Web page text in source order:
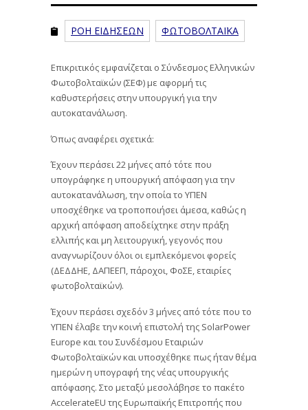
ΡΟΗ ΕΙΔΗΣΕΩΝ ΦΩΤΟΒΟΛΤΑΪΚΑ
Επικριτικός εμφανίζεται ο Σύνδεσμος Ελληνικών
Φωτοβολταϊκών (ΣΕΦ) με αφορμή τις
καθυστερήσεις στην υπουργική για την
αυτοκατανάλωση.
Όπως αναφέρει σχετικά:
Έχουν περάσει 22 μήνες από τότε που
υπογράφηκε η υπουργική απόφαση για την
αυτοκατανάλωση, την οποία το ΥΠΕΝ
υποσχέθηκε να τροποποιήσει άμεσα, καθώς η
αρχική απόφαση αποδείχτηκε στην πράξη
ελλιπής και μη λειτουργική, γεγονός που
αναγνωρίζουν όλοι οι εμπλεκόμενοι φορείς
(ΔΕΔΔΗΕ, ΔΑΠΕΕΠ, πάροχοι, ΦοΣΕ, εταιρίες
φωτοβολταϊκών).
Έχουν περάσει σχεδόν 3 μήνες από τότε που το
ΥΠΕΝ έλαβε την κοινή επιστολή της SolarPower
Europe και του Συνδέσμου Εταιριών
Φωτοβολταϊκών και υποσχέθηκε πως ήταν θέμα
ημερών η υπογραφή της νέας υπουργικής
απόφασης. Στο μεταξύ μεσολάβησε το πακέτο
AccelerateEU της Ευρωπαϊκής Επιτροπής που